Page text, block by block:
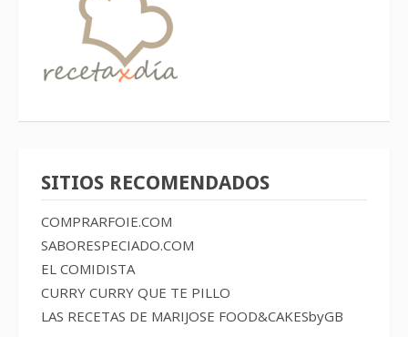
SITIOS RECOMENDADOS
COMPRARFOIE.COM
SABORESPECIADO.COM
EL COMIDISTA
CURRY CURRY QUE TE PILLO
LAS RECETAS DE MARIJOSE FOOD&CAKESbyGB